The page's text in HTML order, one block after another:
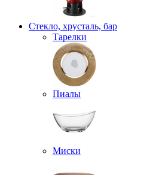
Стекло, хрусталь, бар
Тарелки
Пиалы
Миски